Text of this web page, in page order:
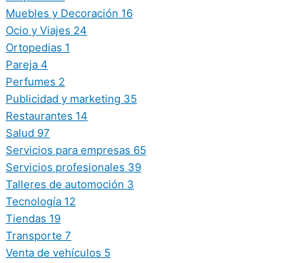
Muebles y Decoración 16
Ocio y Viajes 24
Ortopedias 1
Pareja 4
Perfumes 2
Publicidad y marketing 35
Restaurantes 14
Salud 97
Servicios para empresas 65
Servicios profesionales 39
Talleres de automoción 3
Tecnología 12
Tiendas 19
Transporte 7
Venta de vehículos 5